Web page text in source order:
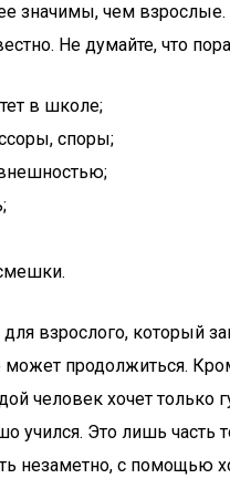
значимы, чем взрослые.
Не думайте, что
в школе;
споры;
для взрослого,
продолжиться.
человек хочет только
учился. Это лишь часть
незаметно, с помощью